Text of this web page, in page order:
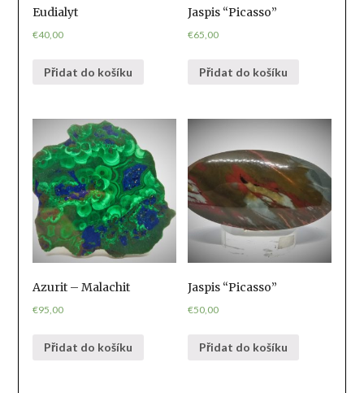
Eudialyt
€40,00
Přidat do košíku
Jaspis “Picasso”
€65,00
Přidat do košíku
Azurit – Malachit
€95,00
Přidat do košíku
Jaspis “Picasso”
€50,00
Přidat do košíku